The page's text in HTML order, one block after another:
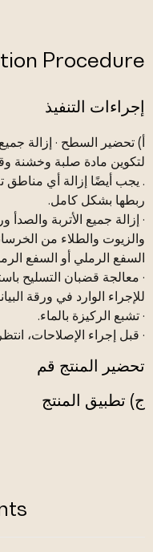
Procedure
إجراءات التنفيذ
أ) تحضير السطح · إزالة جميع
لتكوين مادة صلبة وخشنة
. يجب أيضًا إزالة أي مناطق
ربطها بشكل كامل.
· إزالة جميع الأتربة
والزيوت والطلاء من
السفع الرملي أو السفع
للإجراء الوارد في ورقة
· تشبع الركيزة بالماء.
· قبل إجراء الإصلاحات،
تحضير المنتج قم
ج) تطبيق المنتج